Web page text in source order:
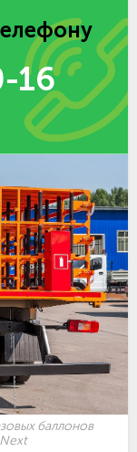
16
баллонов